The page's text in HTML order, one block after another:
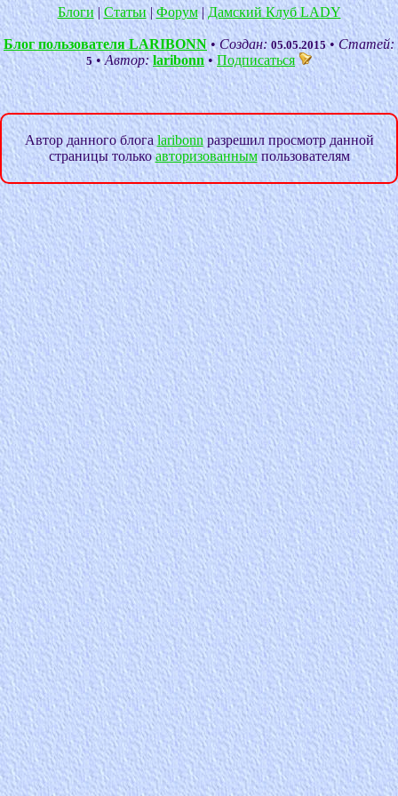
Блоги|Статьи|Форум|Дамский Клуб LADY
Блог пользователя LARIBONN •Создан: 05.05.2015•Статей:
5 •Автор: laribonn •Подписаться
Автор данного блога laribonnразрешил просмотр данной
страницы толькоавторизованнымпользователям